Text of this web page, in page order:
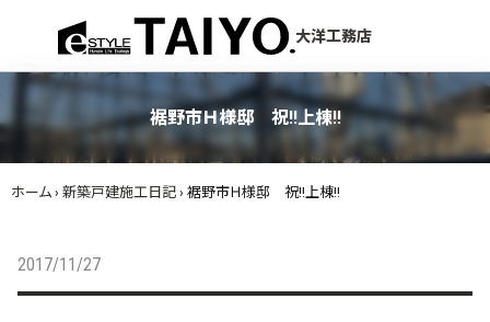
大洋工務店
裾野市Ｈ様邸 祝!!上棟!!
ホーム › 新築戸建施工日記 › 裾野市Ｈ様邸 祝!!上棟!!
2017/11/27